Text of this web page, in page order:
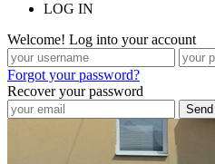
LOG IN
Welcome! Log into your account
Forgot your password?
Recover your password